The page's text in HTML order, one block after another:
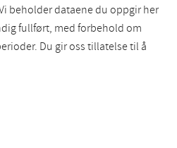
beholder dataene du oppgir her
fullført, med forbehold om
Du gir oss tillatelse til å